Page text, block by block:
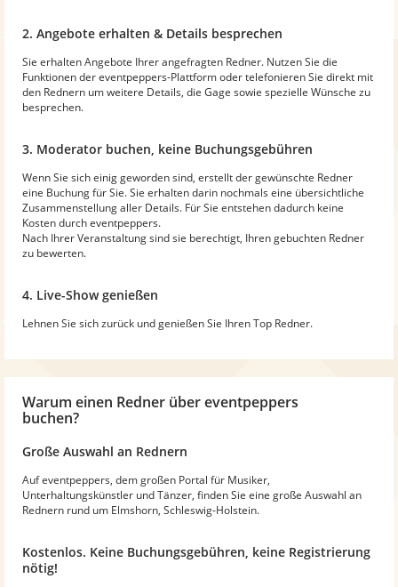
2. Angebote erhalten & Details besprechen
Sie erhalten Angebote Ihrer angefragten Redner. Nutzen Sie die
Funktionen der eventpeppers-Plattform oder telefonieren Sie direkt mit
den Rednern um weitere Details, die Gage sowie spezielle Wünsche zu
besprechen.
3. Moderator buchen, keine Buchungsgebühren
Wenn Sie sich einig geworden sind, erstellt der gewünschte Redner
eine Buchung für Sie. Sie erhalten darin nochmals eine übersichtliche
Zusammenstellung aller Details. Für Sie entstehen dadurch keine
Kosten durch eventpeppers.
Nach Ihrer Veranstaltung sind sie berechtigt, Ihren gebuchten Redner
zu bewerten.
4. Live-Show genießen
Lehnen Sie sich zurück und genießen Sie Ihren Top Redner.
Warum einen Redner über eventpeppers
buchen?
Große Auswahl an Rednern
Auf eventpeppers, dem großen Portal für Musiker,
Unterhaltungskünstler und Tänzer, finden Sie eine große Auswahl an
Rednern rund um Elmshorn, Schleswig-Holstein.
Kostenlos. Keine Buchungsgebühren, keine Registrierung
nötig!